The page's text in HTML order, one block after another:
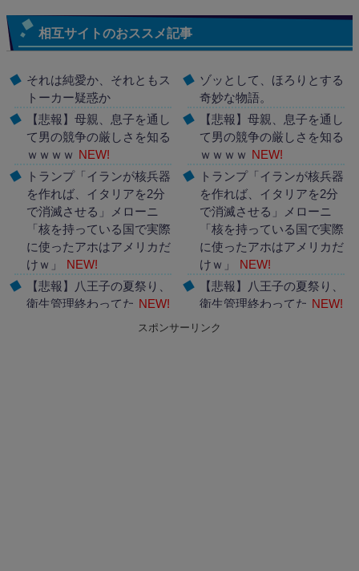
相互サイトのおススメ記事
それは純愛か、それともス
トーカー疑惑か
【悲報】母親、息子を通し
て男の競争の厳しさを知る
ｗｗｗｗ NEW!
トランプ「イランが核兵器
を作れば、イタリアを2分
で消滅させる」メローニ
「核を持っている国で実際
に使ったアホはアメリカだ
けｗ」
NEW!
【悲報】八王子の夏祭り、
衛生管理終わってた NEW!
Powered by livedoor 相互
ゾッとして、ほろりとする
奇妙な物語。
【悲報】母親、息子を通し
て男の競争の厳しさを知る
ｗｗｗｗ NEW!
トランプ「イランが核兵器
を作れば、イタリアを2分
で消滅させる」メローニ
「核を持っている国で実際
に使ったアホはアメリカだ
けｗ」
NEW!
【悲報】八王子の夏祭り、
衛生管理終わってた NEW!
Powered by livedoor 相互
スポンサーリンク